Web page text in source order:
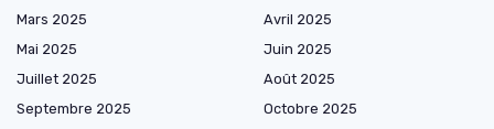
Mars 2025
Avril 2025
Mai 2025
Juin 2025
Juillet 2025
Août 2025
Septembre 2025
Octobre 2025